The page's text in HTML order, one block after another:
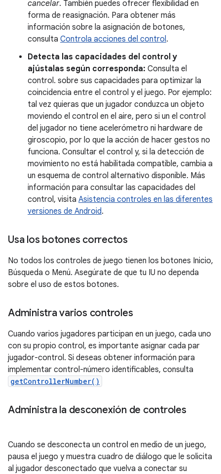
cancelar. También puedes ofrecer flexibilidad en
forma de reasignación. Para obtener más
información sobre la asignación de botones,
consulta Controla acciones del control.
Detecta las capacidades del control y
ajústalas según corresponda: Consulta el
control. sobre sus capacidades para optimizar la
coincidencia entre el control y el juego. Por ejemplo:
tal vez quieras que un jugador conduzca un objeto
moviendo el control en el aire, pero si un el control
del jugador no tiene acelerómetro ni hardware de
giroscopio, por lo que la acción de hacer gestos no
funciona. Consultar el control y, si la detección de
movimiento no está habilitada compatible, cambia a
un esquema de control alternativo disponible. Más
información para consultar las capacidades del
control, visita Asistencia controles en las diferentes
versiones de Android.
Usa los botones correctos
No todos los controles de juego tienen los botones Inicio,
Búsqueda o Menú. Asegúrate de que tu IU no dependa
sobre el uso de estos botones.
Administra varios controles
Cuando varios jugadores participan en un juego, cada uno
con su propio control, es importante asignar cada par
jugador-control. Si deseas obtener información para
implementar control-número identificables, consulta
getControllerNumber()
Administra la desconexión de controles
Cuando se desconecta un control en medio de un juego,
pausa el juego y muestra cuadro de diálogo que le solicita
al jugador desconectado que vuelva a conectar su